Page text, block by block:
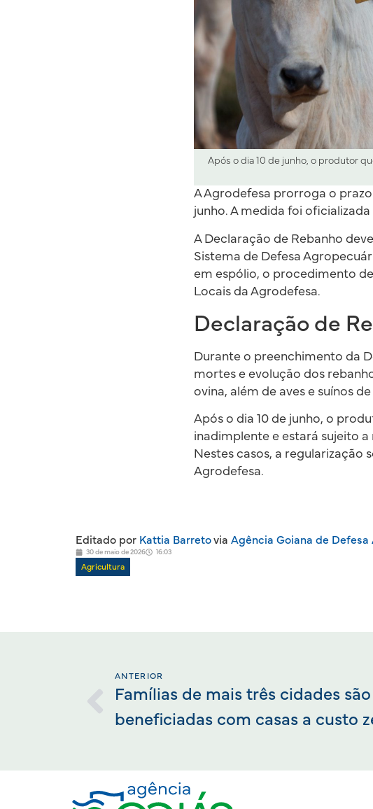
Após o dia 10 de junho, o produtor
A Agrodefesa prorroga o
junho. A medida foi
A Declaração de Rebanho
Sistema de Defesa
em espólio, o procedimento
Locais da Agrodefesa.
Declaração de
Durante o preenchimento da
mortes e evolução dos
ovina, além de aves e suínos
Após o dia 10 de junho, o
inadimplente e estará sujeito a
Nestes casos, a
Agrodefesa.
Editado por Kattia Barretovia Agência Goiana de
30 de maio de 2026 16:03
Agricultura
ANTERIOR
Famílias de mais três cidades são
beneficiadas com casas a custo